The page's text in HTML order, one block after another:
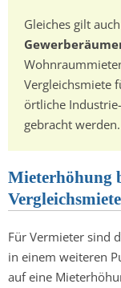
Gleiches gilt
Vergleichsmiete
örtliche
gebracht werden.
Mieterhöhung
Vergleichsmiete
Für Vermieter sind
in einem weiteren
auf eine